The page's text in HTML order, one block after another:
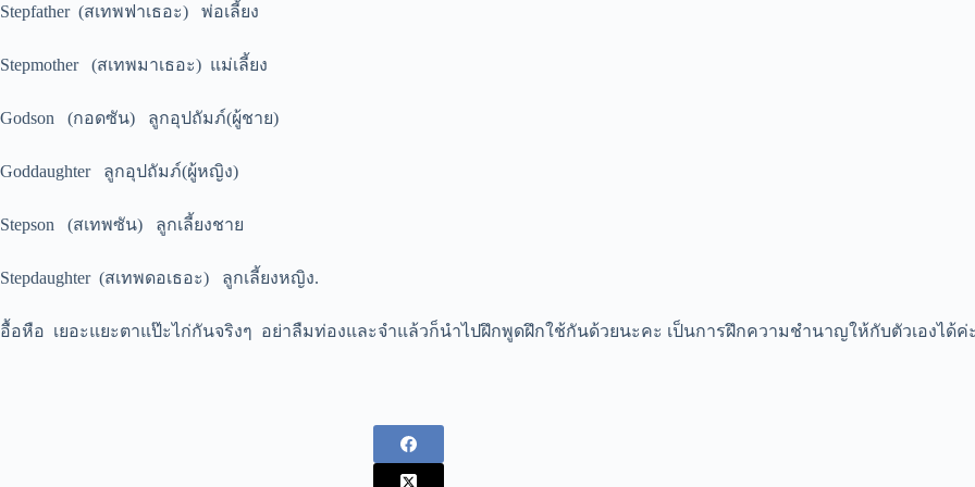
Stepfather (สเทพฟาเธอะ) พ่อเลี้ยง
Stepmother (สเทพมาเธอะ) แม่เลี้ยง
Godson (กอดซัน) ลูกอุปถัมภ์(ผู้ชาย)
Goddaughter ลูกอุปถัมภ์(ผู้หญิง)
Stepson (สเทพซัน) ลูกเลี้ยงชาย
Stepdaughter (สเทพดอเธอะ) ลูกเลี้ยงหญิง.
อื้อหือ เยอะแยะตาแป๊ะไก่กันจริงๆ อย่าลืมท่องและจำแล้วก็นำไปฝึกพูดฝึกใช้กันด้วยนะคะ เป็นการฝึกความชำนาญให้กับตัวเองได้ค่